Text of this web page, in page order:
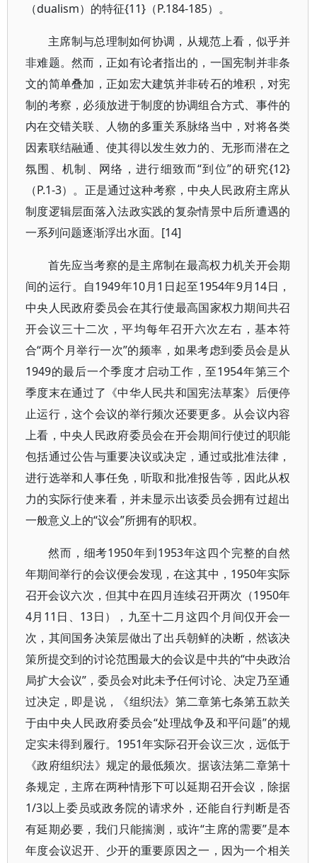
（dualism）的特征{11}（P.184-185）。
主席制与总理制如何协调，从规范上看，似乎并
非难题。然而，正如有论者指出的，一国宪制并非条
文的简单叠加，正如宏大建筑并非砖石的堆积，对宪
制的考察，必须放进于制度的协调组合方式、事件的
内在交错关联、人物的多重关系脉络当中，对将各类
因素联结融通、使其得以发生效力的、无形而潜在之
氛围、机制、网络，进行细致而“到位”的研究{12}
（P.1-3）。正是通过这种考察，中央人民政府主席从
制度逻辑层面落入法政实践的复杂情景中后所遭遇的
一系列问题逐渐浮出水面。[14]
首先应当考察的是主席制在最高权力机关开会期
间的运行。自1949年10月1日起至1954年9月14日，
中央人民政府委员会在其行使最高国家权力期间共召
开会议三十二次，平均每年召开六次左右，基本符
合“两个月举行一次”的频率，如果考虑到委员会是从
1949的最后一个季度才启动工作，至1954年第三个
季度末在通过了《中华人民共和国宪法草案》后便停
止运行，这个会议的举行频次还要更多。从会议内容
上看，中央人民政府委员会在开会期间行使过的职能
包括通过公告与重要决议或决定，通过或批准法律，
进行选举和人事任免，听取和批准报告等，因此从权
力的实际行使来看，并未显示出该委员会拥有过超出
一般意义上的“议会”所拥有的职权。
然而，细考1950年到1953年这四个完整的自然
年期间举行的会议便会发现，在这其中，1950年实际
召开会议六次，但其中在四月连续召开两次（1950年
4月11日、13日），九至十二月这四个月间仅开会一
次，其间国务决策层做出了出兵朝鲜的决断，然该决
策所提交到的讨论范围最大的会议是中共的“中央政治
局扩大会议”，委员会对此未予任何讨论、决定乃至通
过决定，即是说，《组织法》第二章第七条第五款关
于由中央人民政府委员会“处理战争及和平问题”的规
定实未得到履行。1951年实际召开会议三次，远低于
《政府组织法》规定的最低频次。据该法第二章第十
条规定，主席在两种情形下可以延期召开会议，除据
1/3以上委员或政务院的请求外，还能自行判断是否
有延期必要，我们只能揣测，或许“主席的需要”是本
年度会议迟开、少开的重要原因之一，因为一个相关